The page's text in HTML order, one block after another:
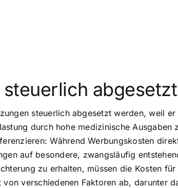
steuerlich abgesetzt werden, weil
durch hohe medizinische
Während Werbungskosten
auf besondere, zwangsläufig
zu erhalten, müssen die Kosten
verschiedenen Faktoren ab, darunter